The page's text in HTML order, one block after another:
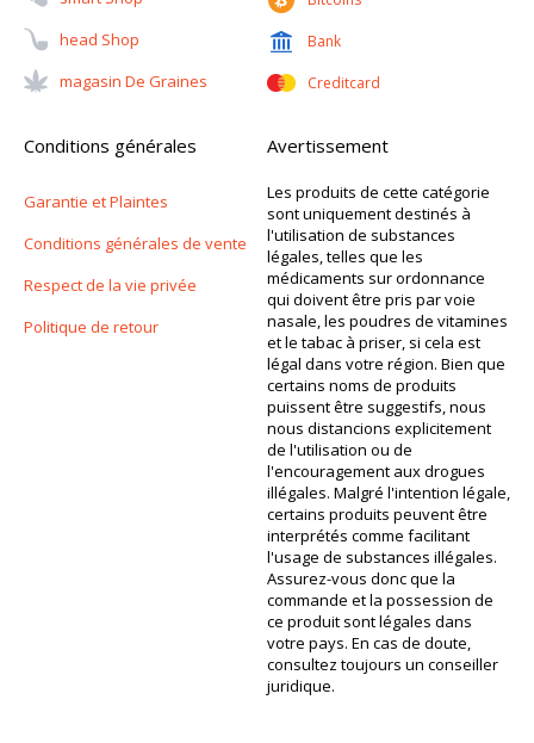
Head Shop
Magasin De Graines
Bank
Creditcard
Conditions générales
Garantie et Plaintes
Conditions générales de vente
Respect de la vie privée
Politique de retour
Avertissement
Les produits de cette catégorie
sont uniquement destinés à
l'utilisation de substances
légales, telles que les
médicaments sur ordonnance
qui doivent être pris par voie
nasale, les poudres de vitamines
et le tabac à priser, si cela est
légal dans votre région. Bien que
certains noms de produits
puissent être suggestifs, nous
nous distancions explicitement
de l'utilisation ou de
l'encouragement aux drogues
illégales. Malgré l'intention légale,
certains produits peuvent être
interprétés comme facilitant
l'usage de substances illégales.
Assurez-vous donc que la
commande et la possession de
ce produit sont légales dans
votre pays. En cas de doute,
consultez toujours un conseiller
juridique.